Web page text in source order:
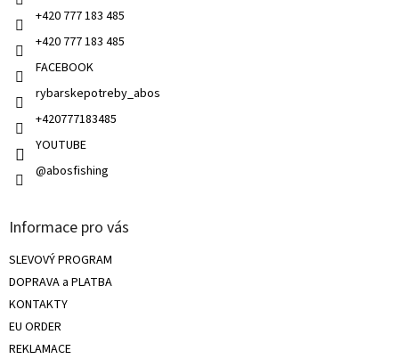
+420 777 183 485
+420 777 183 485
FACEBOOK
rybarskepotreby_abos
+420777183485
YOUTUBE
@abosfishing
Informace pro vás
SLEVOVÝ PROGRAM
DOPRAVA a PLATBA
KONTAKTY
EU ORDER
REKLAMACE